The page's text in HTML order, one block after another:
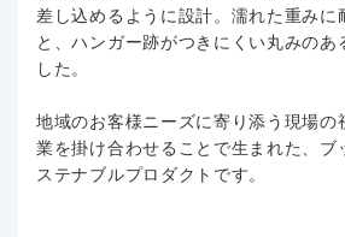
差し込めるように設計。濡れた重みに
と、ハンガー跡がつきにくい丸みのあ
した。
地域のお客様ニーズに寄り添う現場の
業を掛け合わせることで生まれた、ブ
ステナブルプロダクトです。